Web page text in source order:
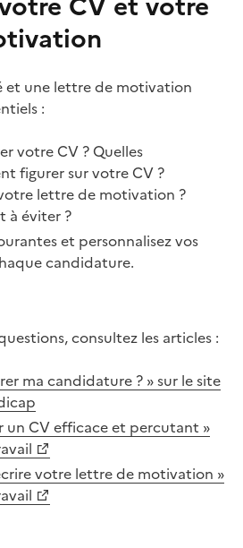
et une lettre de motivation
:
votre CV ? Quelles
figurer sur votre CV ?
lettre de motivation ?
à éviter ?
et personnalisez vos
candidature.
consultez les articles :
ma candidature ? » sur le site
un CV efficace et percutant »
votre lettre de motivation »